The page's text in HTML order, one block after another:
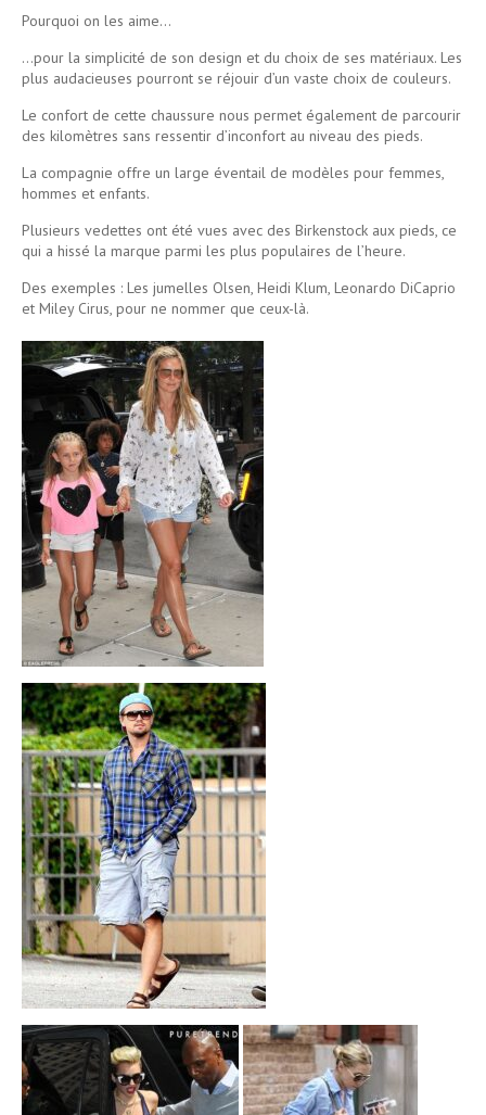
Pourquoi on les aime…
…pour la simplicité de son design et du choix de ses matériaux. Les
plus audacieuses pourront se réjouir d’un vaste choix de couleurs.
Le confort de cette chaussure nous permet également de parcourir
des kilomètres sans ressentir d’inconfort au niveau des pieds.
La compagnie offre un large éventail de modèles pour femmes,
hommes et enfants.
Plusieurs vedettes ont été vues avec des Birkenstock aux pieds, ce
qui a hissé la marque parmi les plus populaires de l’heure.
Des exemples : Les jumelles Olsen, Heidi Klum, Leonardo DiCaprio
et Miley Cirus, pour ne nommer que ceux-là.